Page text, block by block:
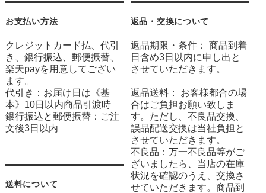
お支払い方法
クレジットカード払、代引
き、銀行振込、郵便振替、
楽天payを用意してござい
ます。
代引き：お届け日は《基
本》10日以内商品引渡時
銀行振込と郵便振替：ご注
文後3日以内
送料について
返品・交換について
返品期限・条件： 商品到着
日含め3日以内に申し出と
させていただきます。
返品送料： お客様都合の場
合はご負担お願い致しま
す。ただし、不良品交換、
誤品配送交換は当社負担と
させていただきます。
不良品：万一不良品等がご
ざいましたら、当店の在庫
状況を確認のうえ、交換さ
せていただきます。商品到